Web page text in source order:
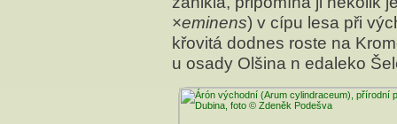
×eminens) v cípu lesa při
křovitá dodnes roste na
u osady Olšina n edaleko